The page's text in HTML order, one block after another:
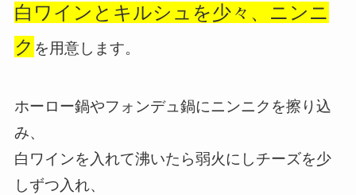
白ワインとキルシュを少々、ニンニ
ク を用意します。
ホーロー鍋やフォンデュ鍋にニンニクを擦り込
み、
白ワインを入れて沸いたら弱火にしチーズを少
しずつ入れ、